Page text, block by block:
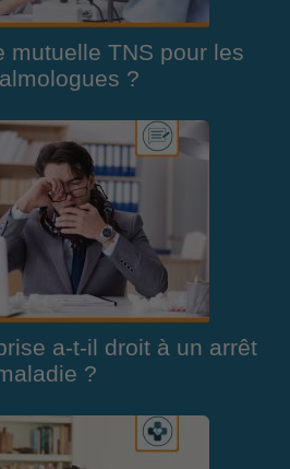
mutuelle TNS pour les
?
a-t-il droit à un arrêt
?